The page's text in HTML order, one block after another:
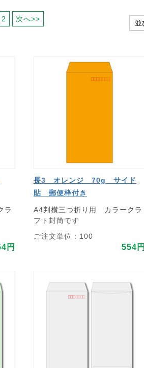
2 次へ>>
ラ
円
長3 オレンジ 70g サイド
貼 郵便枠付き
A4判横三つ折り用 カラークラ
フト封筒です
ご注文単位：100
554円